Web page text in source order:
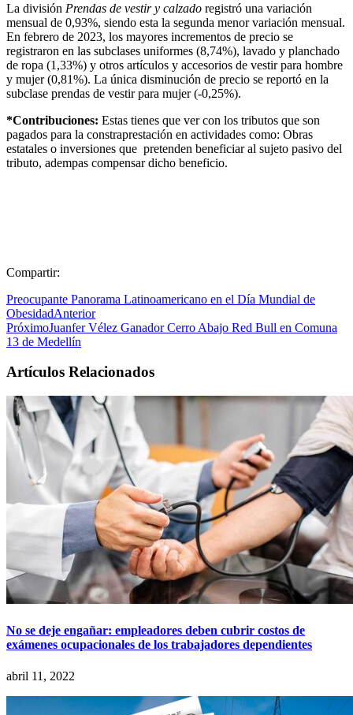
La división Prendas de vestir y calzado registró una variación
mensual de 0,93%, siendo esta la segunda menor variación mensual.
En febrero de 2023, los mayores incrementos de precio se
registraron en las subclases uniformes (8,74%), lavado y planchado
de ropa (1,33%) y otros artículos y accesorios de vestir para hombre
y mujer (0,81%). La única disminución de precio se reportó en la
subclase prendas de vestir para mujer (-0,25%).
*Contribuciones: Estas tienes que ver con los tributos que son
pagados para la constraprestación en actividades como: Obras
estatales o inversiones que pretenden beneficiar al sujeto pasivo del
tributo, adempas compensar dicho beneficio.
Compartir:
Preocupante Panorama Latinoamericano en el Día Mundial de
ObesidadAnterior
PróximoJuanfer Vélez Ganador Cerro Abajo Red Bull en Comuna
13 de Medellín
Artículos Relacionados
No se deje engañar: empleadores deben cubrir costos de
exámenes ocupacionales de los trabajadores dependientes
abril 11, 2022